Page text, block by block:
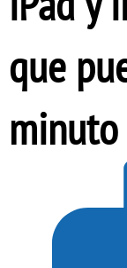
que
minuto